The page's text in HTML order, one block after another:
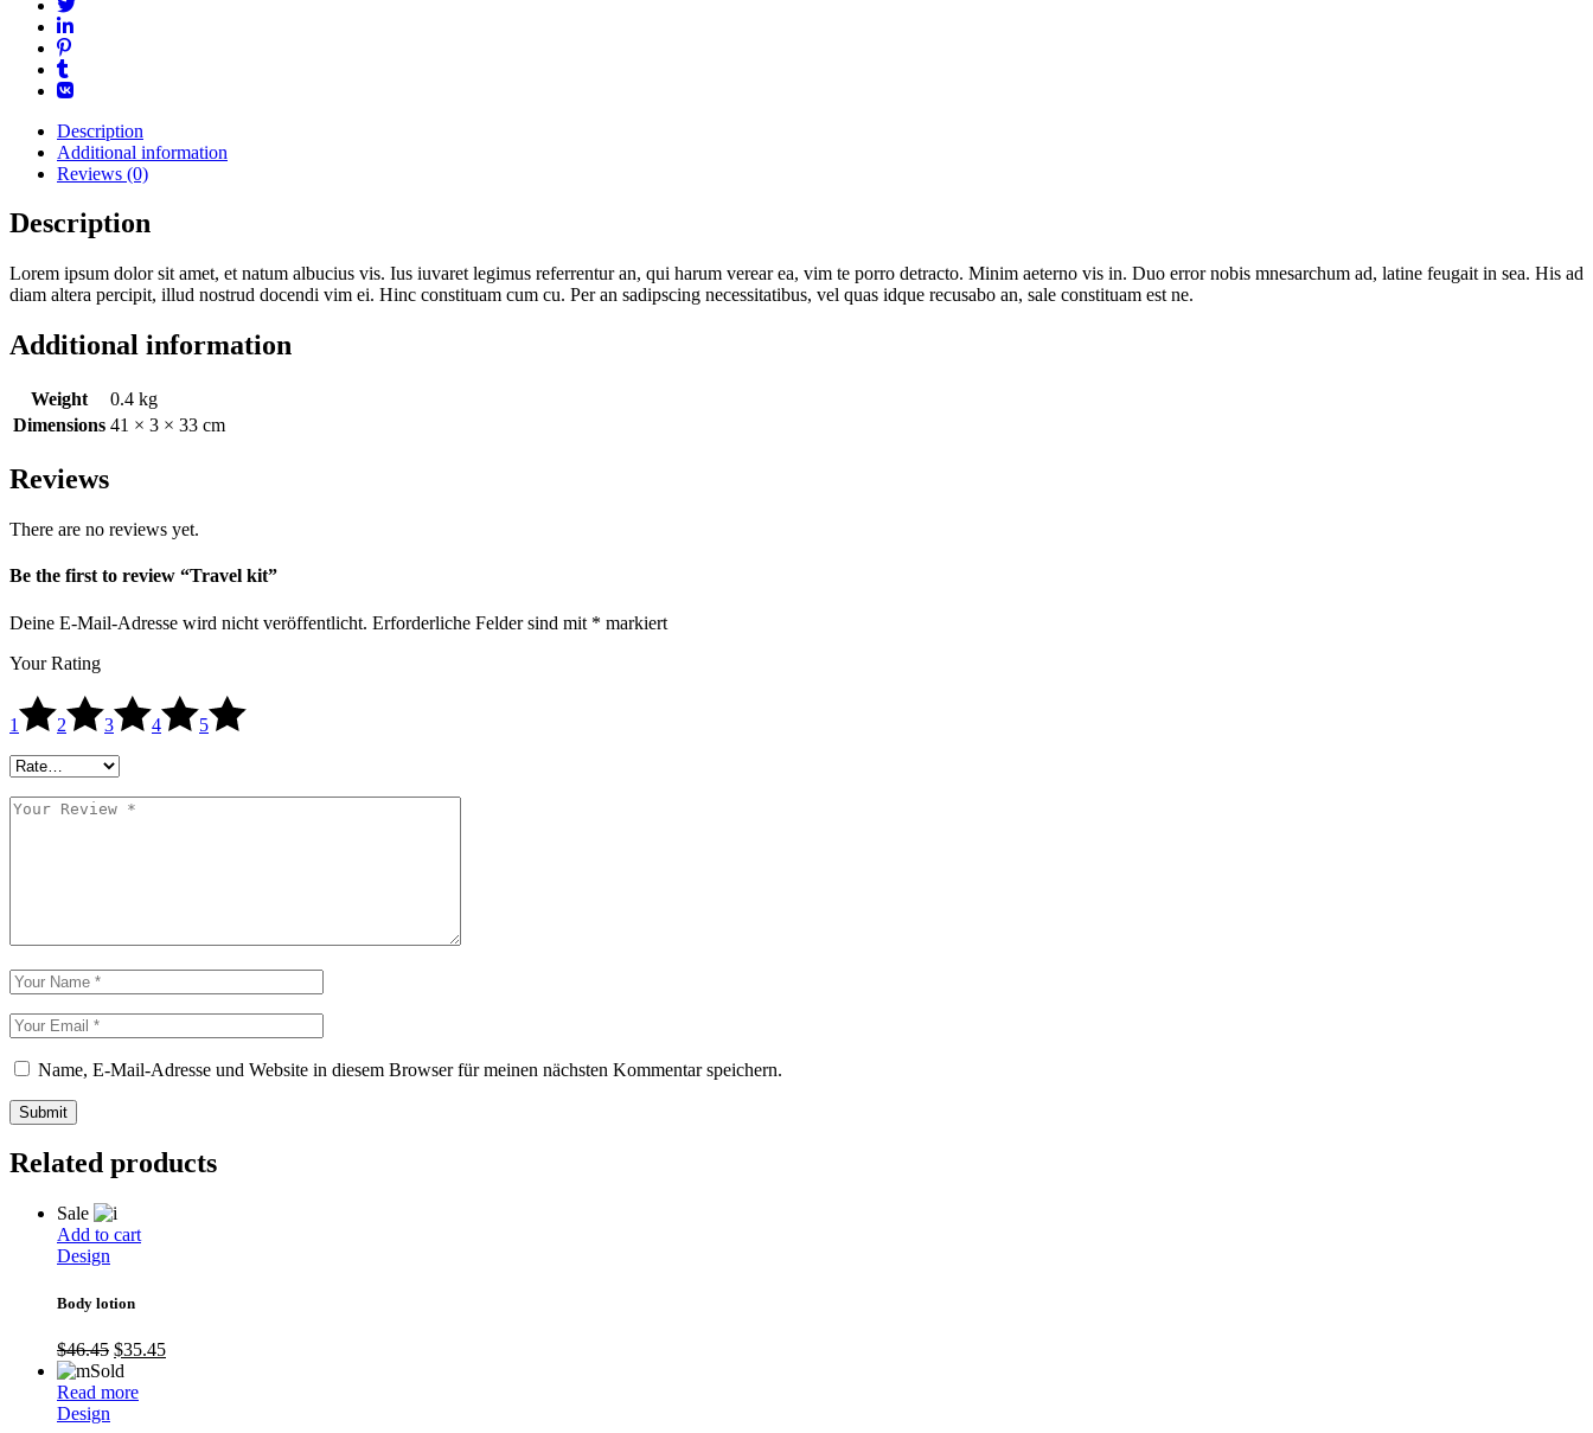
Description
Additional information
Reviews (0)
Description
Lorem ipsum dolor sit amet, et natum albucius vis. Ius iuvaret legimus referrentur an, qui harum verear ea, vim te porro detracto. Minim aeterno vis in. Duo error nobis mnesarchum ad, latine feugait in sea. His ad
diam altera percipit, illud nostrud docendi vim ei. Hinc constituam cum cu. Per an sadipscing necessitatibus, vel quas idque recusabo an, sale constituam est ne.
Additional information
Weight
0.4 kg
Dimensions 41 × 3 × 33 cm
Reviews
There are no reviews yet.
Be the first to review “Travel kit”
Deine E-Mail-Adresse wird nicht veröffentlicht. Erforderliche Felder sind mit * markiert
Your Rating
1 2 3 4 5
Name, E-Mail-Adresse und Website in diesem Browser für meinen nächsten Kommentar speichern.
Submit
Related products
Sale
Add to cart
Design
Body lotion
$46.45 $35.45
Sold
Read more
Design